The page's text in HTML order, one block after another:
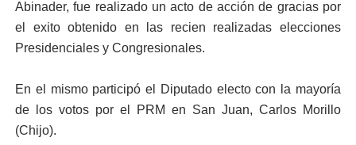
Abinader, fue realizado un acto de acción de gracias por
el exito obtenido en las recien realizadas elecciones
Presidenciales y Congresionales.
En el mismo participó el Diputado electo con la mayoría
de los votos por el PRM en San Juan, Carlos Morillo
(Chijo).